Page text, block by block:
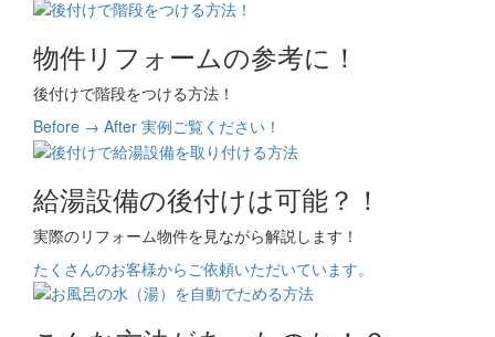
物件リフォームの参考に！
後付けで階段をつける方法！
Before → After 実例ご覧ください！
給湯設備の後付けは可能？！
実際のリフォーム物件を見ながら解説します！
たくさんのお客様からご依頼いただいています。